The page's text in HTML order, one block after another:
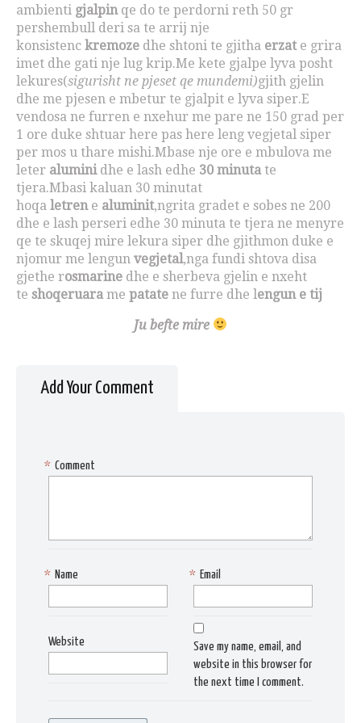
ambienti gjalpinqe do te perdorni reth 50 gr
pershembull deri sa te arrij nje
konsistenc kremoze dhe shtoni te gjitha erzate grira
imet dhe gati nje lug krip.Me kete gjalpe lyva posht
lekures(sigurisht ne pjeset qe mundemi)gjith gjelin
dhe me pjesen e mbetur te gjalpit e lyva siper.E
vendosa ne furren e nxehur me pare ne 150 grad per
1 ore duke shtuar here pas here leng vegjetal siper
per mos u thare mishi.Mbase nje ore e mbulova me
leter aluminidhe e lash edhe 30 minuta te
tjera.Mbasi kaluan 30 minutat
hoqa letrene aluminit,ngrita gradet e sobes ne 200
dhe e lash perseri edhe 30 minuta te tjera ne menyre
qe te skuqej mire lekura siper dhe gjithmon duke e
njomur me lengun vegjetal,nga fundi shtova disa
gjethe rosmarine dhe e sherbeva gjelin e nxeht
te shoqeruara me patate ne furre dhe l engun e tij
Ju befte mire
Add Your Comment
Comment
*
Name
* Email
*
Website
Save my name, email, and
website in this browser for
the next time I comment.